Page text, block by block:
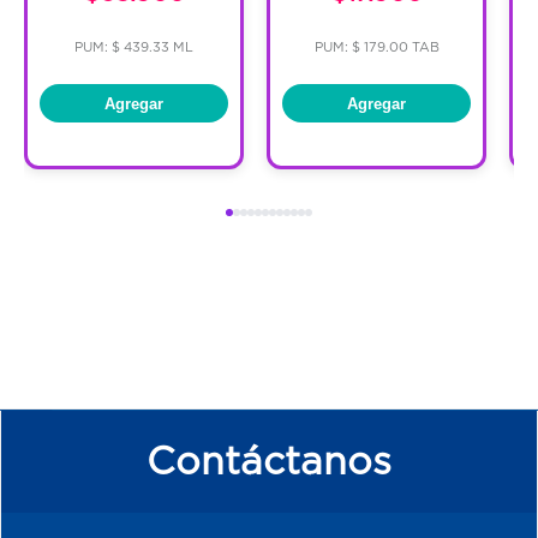
PUM: $ 439.33 ML
Agregar
PUM: $ 179.00 TAB
Agregar
Contáctanos